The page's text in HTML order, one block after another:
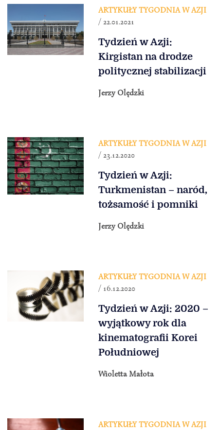
ARTYKUŁY TYGODNIA W AZJI
/ 22.01.2021
Tydzień w Azji:
Kirgistan na drodze
politycznej stabilizacji
Jerzy Olędzki
ARTYKUŁY TYGODNIA W AZJI
/ 23.12.2020
Tydzień w Azji:
Turkmenistan – naród,
tożsamość i pomniki
Jerzy Olędzki
ARTYKUŁY TYGODNIA W AZJI
/ 16.12.2020
Tydzień w Azji: 2020 –
wyjątkowy rok dla
kinematografii Korei
Południowej
Wioletta Małota
ARTYKUŁY TYGODNIA W AZJI